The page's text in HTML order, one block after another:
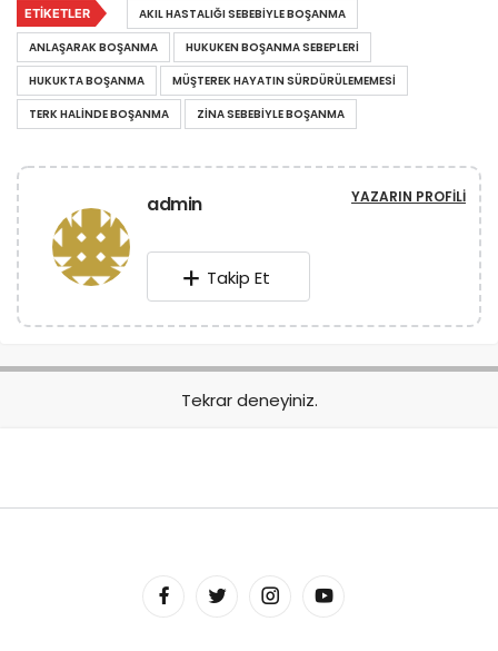
ETIKETLER
AKIL HASTALIĞI SEBEBIYLE BOŞANMA
ANLAŞARAK BOŞANMA
HUKUKEN BOŞANMA SEBEPLERI
HUKUKTA BOŞANMA
MÜŞTEREK HAYATIN SÜRDÜRÜLEMEMESI
TERK HALINDE BOŞANMA
ZINA SEBEBIYLE BOŞANMA
admin YAZARIN PROFILI
Takip Et
Tekrar deneyiniz.